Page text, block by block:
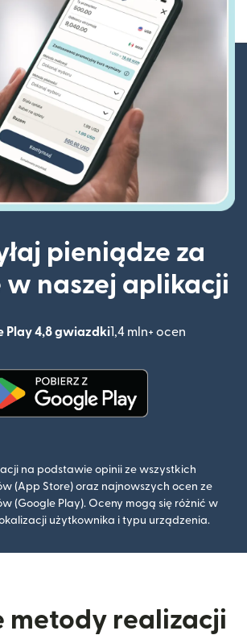
pieniądze za
w naszej aplikacji
Play 4,8 gwiazdki1,4 mln+ ocen
(otwiera
na podstawie opinii ze wszystkich
(App Store) oraz najnowszych ocen ze
(Google Play). Oceny mogą się różnić w
użytkownika i typu urządzenia.
metody realizacji